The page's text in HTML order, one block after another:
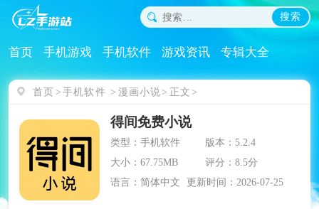
搜索
首页 手机游戏 手机软件 游戏资讯 专辑大全
首页 手机软件 漫画小说 正文
得间免费小说
类型：手机软件
版本：5.2.4
大小：67.75MB
评分：8.5分
语言：简体中文
更新时间：2026-07-25